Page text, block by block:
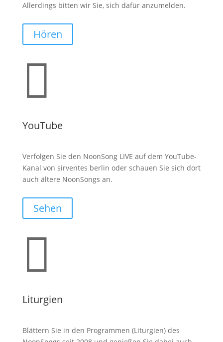
Allerdings bitten wir Sie, sich dafür anzumelden.
Hören

YouTube
Verfolgen Sie den NoonSong LIVE auf dem YouTube-
Kanal von sirventes berlin oder schauen Sie sich dort
auch ältere NoonSongs an.
Sehen

Liturgien
Blättern Sie in den Programmen (Liturgien) des